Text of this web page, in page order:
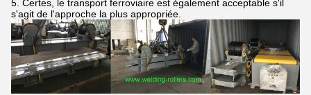
5. Certes, le transport ferroviaire est également acceptable s'il
s'agit de l'approche la plus appropriée.